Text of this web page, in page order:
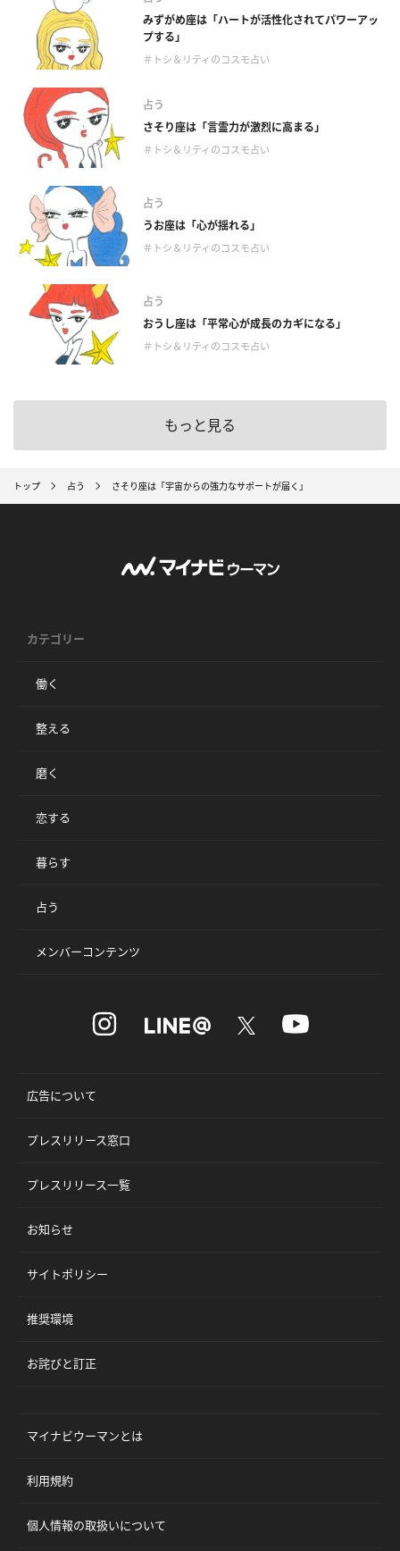
みずがめ座は「ハートが活性化されてパワーアッ
プする」
＃トシ＆リティのコスモ占い
占う
さそり座は「言霊力が激烈に高まる」
＃トシ＆リティのコスモ占い
占う
うお座は「心が揺れる」
＃トシ＆リティのコスモ占い
占う
おうし座は「平常心が成長のカギになる」
＃トシ＆リティのコスモ占い
もっと見る
トップ 占う さそり座は「宇宙からの強力なサポートが届く」
カテゴリー
働く
整える
磨く
恋する
暮らす
占う
メンバーコンテンツ
広告について
プレスリリース窓口
プレスリリース一覧
お知らせ
サイトポリシー
推奨環境
お詫びと訂正
マイナビウーマンとは
利用規約
個人情報の取扱いについて